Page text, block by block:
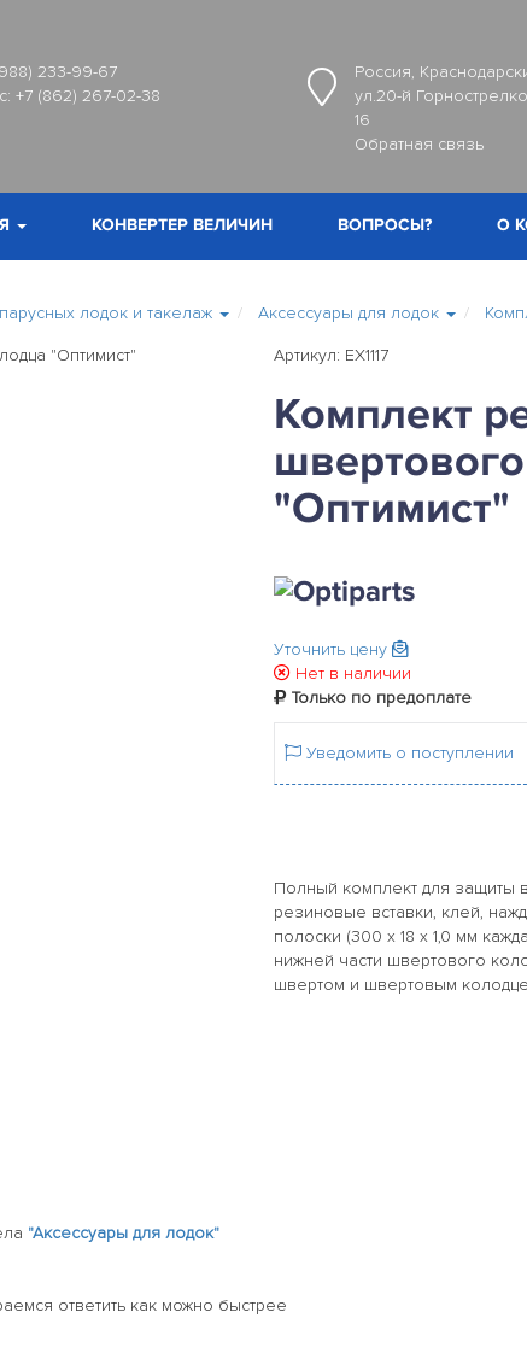
233-99-67
+7 (862) 267-02-38
Россия,
ул.20-й
16
Обратная связь
КОНВЕРТЕР ВЕЛИЧИН ВОПРОСЫ? О
лодок и такелаж Аксессуары для лодок
Артикул: EX1117
Комплект
"Оптимист"
Уточнить цену
Нет в наличии
Только по предоплате
Уведомить о поступлении
Полный комплект для защиты
резиновые вставки, клей,
полоски (300 x 18 x 1,0 мм
нижней части швертового
швертом и швертовым
"Аксессуары для лодок"
ответить как можно быстрее